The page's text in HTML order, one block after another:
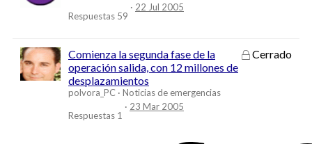
Respuestas 59
22 Jul 2005
Cerrado
Comienza la segunda fase de la
operación salida, con 12 millones de
desplazamientos
polvora_PC Noticias de emergencias
Respuestas 1
23 Mar 2005